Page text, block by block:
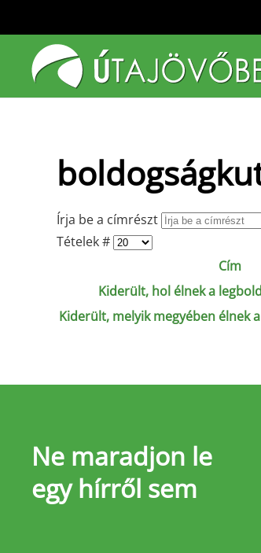
Fő tartalom átugrása
Írja be a címrészt
Tételek #
Cím
Kiderült, hol élnek a
Kiderült, melyik megyében élnek
Ne maradjon le
egy hírről sem